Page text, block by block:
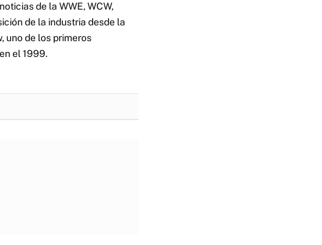
de la WWE, WCW,
de la industria desde la
uno de los primeros
el 1999.